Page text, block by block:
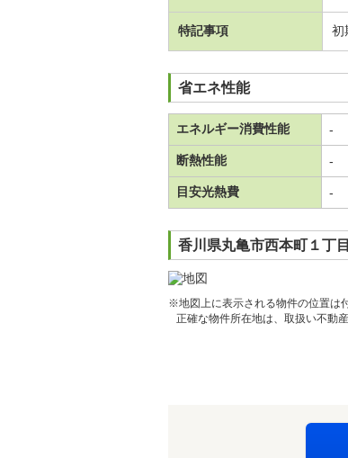
特記事項 初
省エネ性能
エネルギー消費性能 -
断熱性能 -
目安光熱費 -
香川県丸亀市西本町１丁
※地図上に表示される物件の位置は
正確な物件所在地は、取扱い不動